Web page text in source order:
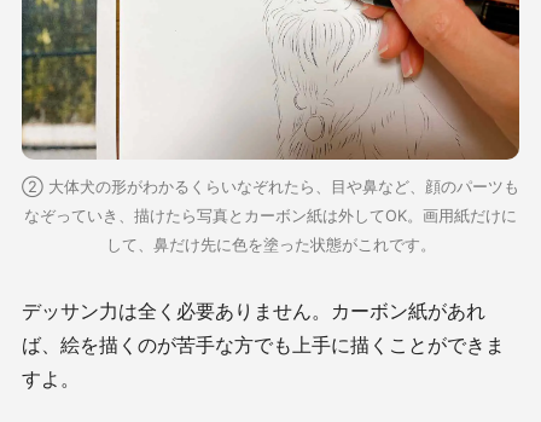
② 大体犬の形がわかるくらいなぞれたら、目や鼻など、顔のパーツも
なぞっていき、描けたら写真とカーボン紙は外してOK。画用紙だけに
して、鼻だけ先に色を塗った状態がこれです。
デッサン力は全く必要ありません。カーボン紙があれ
ば、絵を描くのが苦手な方でも上手に描くことができま
すよ。